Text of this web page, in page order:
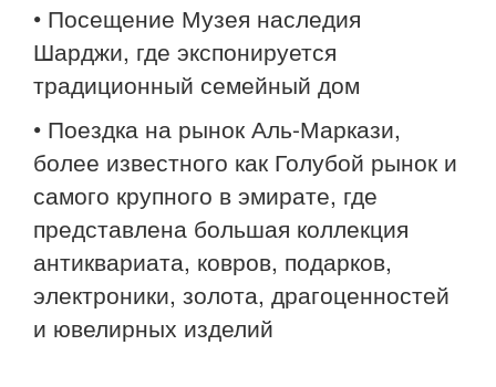
• Посещение Музея наследия
Шарджи, где экспонируется
традиционный семейный дом
• Поездка на рынок Аль-Маркази,
более известного как Голубой рынок и
самого крупного в эмирате, где
представлена большая коллекция
антиквариата, ковров, подарков,
электроники, золота, драгоценностей
и ювелирных изделий